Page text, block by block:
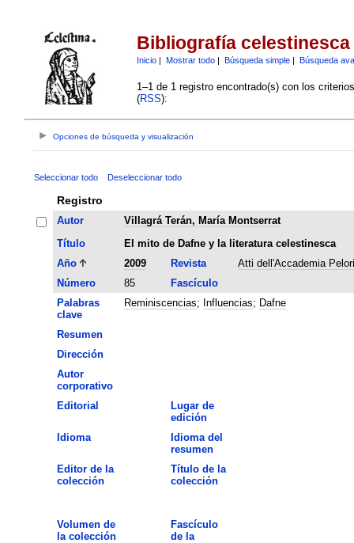
Bibliografía celestinesca
Inicio| Mostrar todo| Búsqueda simple| Búsqueda
1–1 de 1 registro encontrado(s) con los
(RSS):
Opciones de búsqueda y visualización
Seleccionar todo Deseleccionar todo
Registro
Autor
Villagrá Terán, María Montserrat
Título
El mito de Dafne y la literatura celestinesca
Año
2009 Revista
Atti dell'Accademia
Número
85
Fascículo
Palabras
clave
Reminiscencias; Influencias; Dafne
Resumen
Dirección
Autor
corporativo
Editorial
Lugar de
edición
Idioma
Idioma del
resumen
Editor de la
colección
Título de la
colección
Volumen de
la colección
Fascículo
de la